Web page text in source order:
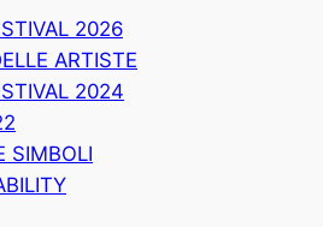
2026
ARTISTE
2024
SIMBOLI